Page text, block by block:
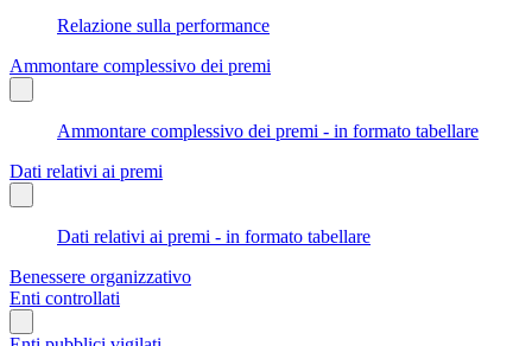
Relazione sulla performance
Ammontare complessivo dei premi
Ammontare complessivo dei premi - in formato tabellare
Dati relativi ai premi
Dati relativi ai premi - in formato tabellare
Benessere organizzativo
Enti controllati